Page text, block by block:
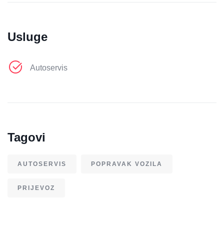
Usluge
Autoservis
Tagovi
AUTOSERVIS POPRAVAK VOZILA
PRIJEVOZ